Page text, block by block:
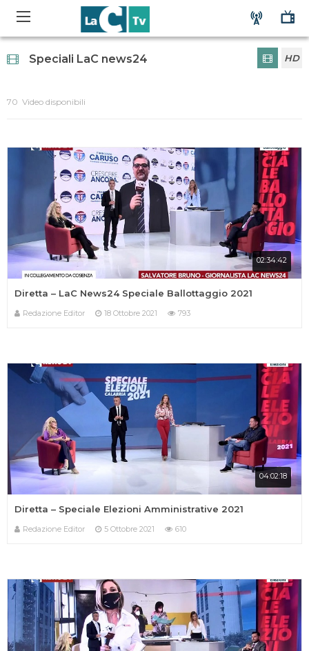
Speciali LaC news24 HD
70 Video disponibili
02:34:42
Diretta – LaC News24 Speciale Ballottaggio 2021
Redazione Editor 18 Ottobre 2021 793
04:02:18
Diretta – Speciale Elezioni Amministrative 2021
Redazione Editor 5 Ottobre 2021 610